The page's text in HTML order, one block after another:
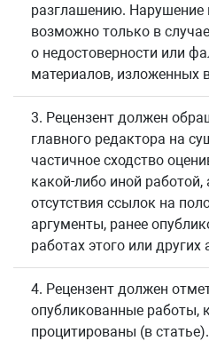
разглашению. Нарушение
возможно только в
о недостоверности или
материалов, изложенных
3. Рецензент должен
главного редактора на
частичное сходство
какой-либо иной
отсутствия ссылок на
аргументы, ранее
работах этого или других
4. Рецензент должен
опубликованные работы,
процитированы (в статье).